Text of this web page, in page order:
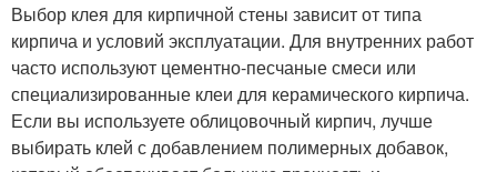
Выбор клея для кирпичной стены зависит от типа
кирпича и условий эксплуатации. Для внутренних работ
часто используют цементно-песчаные смеси или
специализированные клеи для керамического кирпича.
Если вы используете облицовочный кирпич, лучше
выбирать клей с добавлением полимерных добавок,